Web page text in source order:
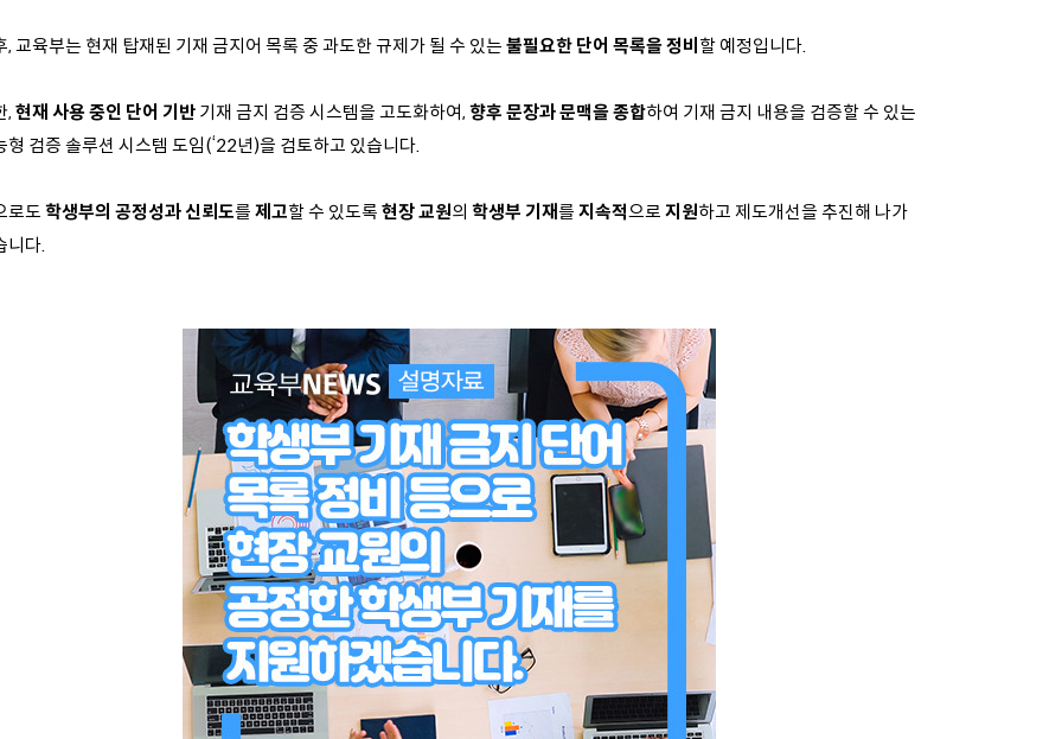
, 교육부는 현재 탑재된 기재 금지어 목록 중 과도한 규제가 될 수 있는 불필요한 단어 목록을 정비할 예정입니다.
, 현재 사용 중인 단어 기반 기재 금지 검증 시스템을 고도화하여, 향후 문장과 문맥을 종합하여 기재 금지 내용을 검증할 수 있는
형 검증 솔루션 시스템 도임(‘22년)을 검토하고 있습니다.
로도 학생부의 공정성과 신뢰도를 제고할 수 있도록 현장 교원의 학생부 기재를 지속적으로 지원하고 제도개선을 추진해 나가
니다.